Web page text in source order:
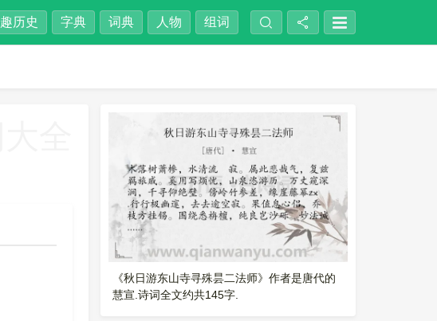
趣历史 字典 词典 人物 组词
《秋日游东山寺寻殊昙二法师》作者是唐代的
慧宣.诗词全文约共145字.